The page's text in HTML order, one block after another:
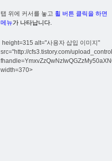
탭 위에 커서를 놓고 휠 버튼 클릭을 하면
메뉴가 나타납니다.
height=315 alt="사용자 삽입 이미지"
src="http://cfs3.tistory.com/
width=370>